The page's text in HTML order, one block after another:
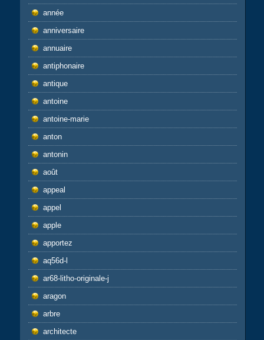
année
anniversaire
annuaire
antiphonaire
antique
antoine
antoine-marie
anton
antonin
août
appeal
appel
apple
apportez
aq56d-l
ar68-litho-originale-j
aragon
arbre
architecte